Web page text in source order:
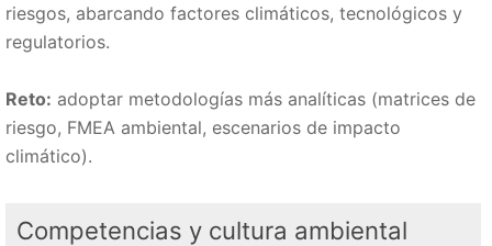
riesgos, abarcando factores climáticos, tecnológicos y
regulatorios.
Reto: adoptar metodologías más analíticas (matrices de
riesgo, FMEA ambiental, escenarios de impacto
climático).
Competencias y cultura ambiental